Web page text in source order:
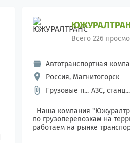
Всего 226
Автотранспортная
Россия, Магнитогорск
Грузовые п... АЗС, станц...
Наша компания
по грузоперевозкам на
работаем на рынке